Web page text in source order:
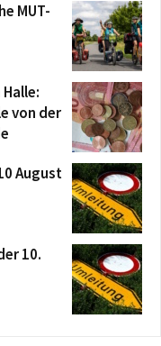
MUT-
von der
August
10.